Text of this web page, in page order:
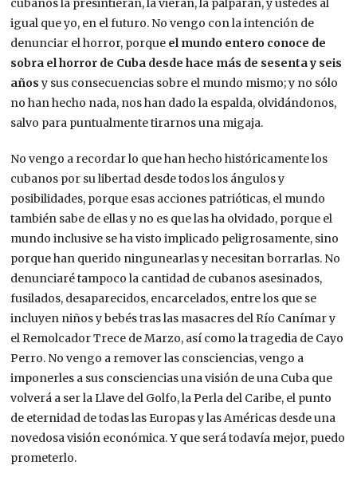
cubanos la presintieran, la vieran, la palparan, y ustedes al
igual que yo, en el futuro. No vengo con la intención de
denunciar el horror, porque el mundo entero conoce de
sobra el horror de Cuba desde hace más de sesenta y seis
añosy sus consecuencias sobre el mundo mismo; y no sólo
no han hecho nada, nos han dado la espalda, olvidándonos,
salvo para puntualmente tirarnos una migaja.
No vengo a recordar lo que han hecho históricamente los
cubanos por su libertad desde todos los ángulos y
posibilidades, porque esas acciones patrióticas, el mundo
también sabe de ellas y no es que las ha olvidado, porque el
mundo inclusive se ha visto implicado peligrosamente, sino
porque han querido ningunearlas y necesitan borrarlas. No
denunciaré tampoco la cantidad de cubanos asesinados,
fusilados, desaparecidos, encarcelados, entre los que se
incluyen niños y bebés tras las masacres del Río Canímar y
el Remolcador Trece de Marzo, así como la tragedia de Cayo
Perro. No vengo a remover las consciencias, vengo a
imponerles a sus consciencias una visión de una Cuba que
volverá a ser la Llave del Golfo, la Perla del Caribe, el punto
de eternidad de todas las Europas y las Américas desde una
novedosa visión económica. Y que será todavía mejor, puedo
prometerlo.